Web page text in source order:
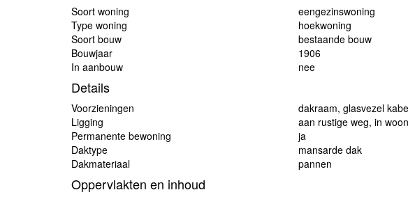
Soort woning
eengezinswoning
Type woning
hoekwoning
Soort bouw
bestaande bouw
Bouwjaar
1906
In aanbouw
nee
Details
Voorzieningen
dakraam, glasvezel
Ligging
aan rustige weg, in
Permanente bewoning
ja
Daktype
mansarde dak
Dakmateriaal
pannen
Oppervlakten en inhoud